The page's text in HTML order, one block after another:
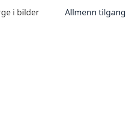
i bilder Allmenn tilgang